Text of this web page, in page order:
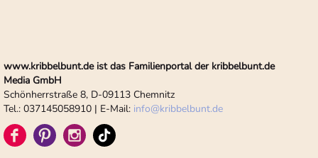
www.kribbelbunt.de ist das Familienportal der kribbelbunt.de
Media GmbH
Schönherrstraße 8, D-09113 Chemnitz
Tel.: 037145058910 | E-Mail: info@kribbelbunt.de